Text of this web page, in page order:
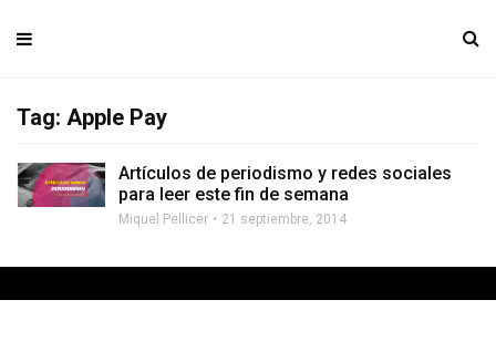
Tag: Apple Pay
Artículos de periodismo y redes sociales
para leer este fin de semana
Miquel Pellicer 21 septiembre, 2014